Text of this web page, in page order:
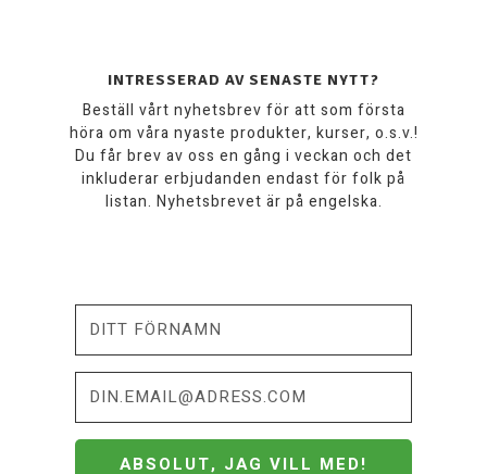
INTRESSERAD AV SENASTE NYTT?
Beställ vårt nyhetsbrev för att som första
höra om våra nyaste produkter, kurser, o.s.v.!
Du får brev av oss en gång i veckan och det
inkluderar erbjudanden endast för folk på
listan. Nyhetsbrevet är på engelska.
ABSOLUT, JAG VILL MED!